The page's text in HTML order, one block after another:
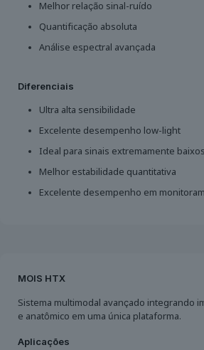
Melhor relação sinal-ruído
Quantificação absoluta
Análise espectral avançada
Diferenciais
Ultra alta sensibilidade
Excelente desempenho low-light
Ideal para sinais extremamente baixos
Melhor estabilidade quantitativa
Excelente desempenho em
MOIS HTX
Sistema multimodal avançado integrando
e anatômico em uma única plataforma.
Aplicações